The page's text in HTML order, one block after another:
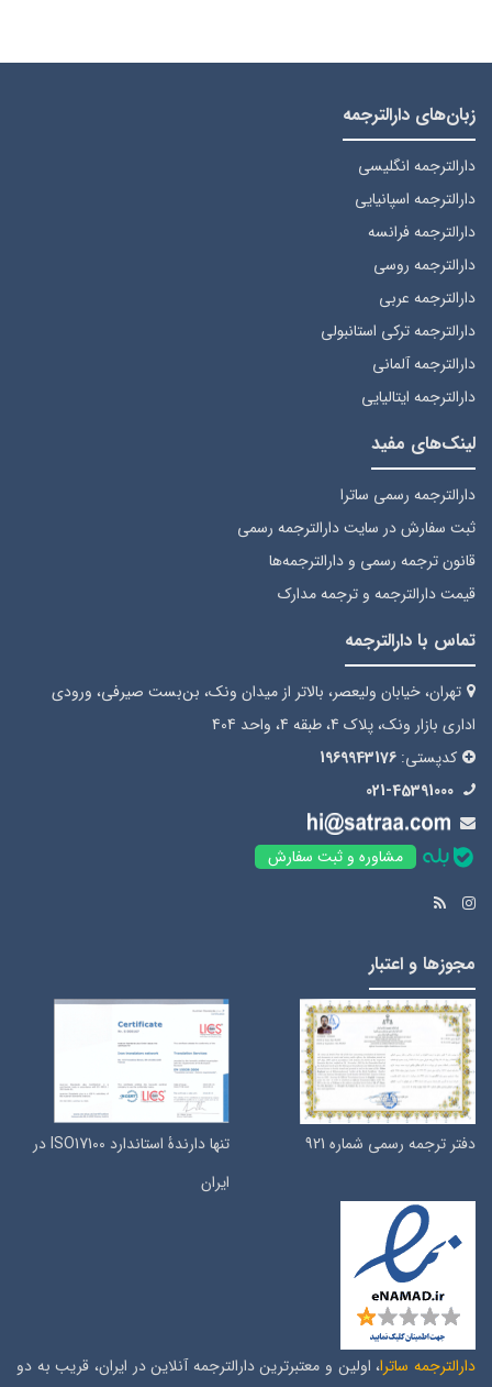
زبان‌های دارالترجمه
دارالترجمه انگلیسی
دارالترجمه اسپانیایی
دارالترجمه فرانسه
دارالترجمه روسی
دارالترجمه عربی
دارالترجمه ترکی استانبولی
دارالترجمه آلمانی
دارالترجمه ایتالیایی
لینک‌های مفید
دارالترجمه رسمی ساترا
ثبت سفارشدر سایت دارالترجمه رسمی
قانون ترجمه رسمی و دارالترجمه‌ها
قیمت دارالترجمه و ترجمه مدارک
تماس با دارالترجمه
تهران، خیابان ولیعصر، بالاتر از میدان ونک، بن‌بست صیرفی، ورودی
اداری بازار ونک، پلاک 4، طبقه 4، واحد 404
کدپستی: 1969943176
021-45391000
مشاوره و ثبت سفارش
مجوزها و اعتبار
دفتر ترجمه رسمی شماره 921
تنها دارندۀ استاندارد ISO17100 در
ایران
دارالترجمه ساترا، اولین و معتبرترین دارالترجمه آنلاین در ایران، قریب به دو